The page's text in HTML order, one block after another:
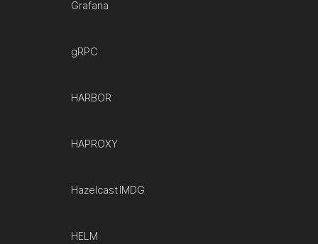
Grafana
gRPC
HARBOR
HAPROXY
Hazelcast IMDG
HELM